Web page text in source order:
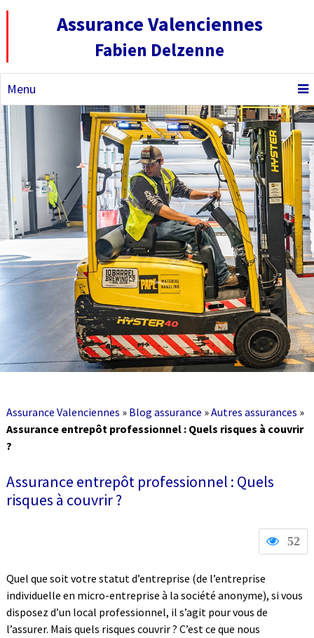
Assurance Valenciennes
Fabien Delzenne
Menu
Assurance Valenciennes » Blog assurance »Autres assurances »
Assurance entrepôt professionnel : Quels risques à couvrir
?
Assurance entrepôt professionnel : Quels
risques à couvrir ?
52
Quel que soit votre statut d’entreprise (de l’entreprise
individuelle en micro-entreprise à la société anonyme), si vous
disposez d’un local professionnel, il s’agit pour vous de
l’assurer. Mais quels risques couvrir ? C’est ce que nous